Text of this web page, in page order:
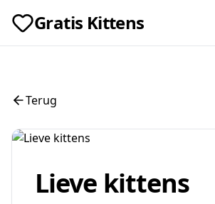
Gratis Kittens
Terug
Lieve kittens